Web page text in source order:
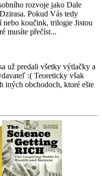
rozvoje jako Dale
Pokud Vás tedy
nebo koučink, trilogie Jistou
musíte přečíst...
už predali všetky výtlačky a
:( Teoreticky však
iných obchodoch, ktoré ešte